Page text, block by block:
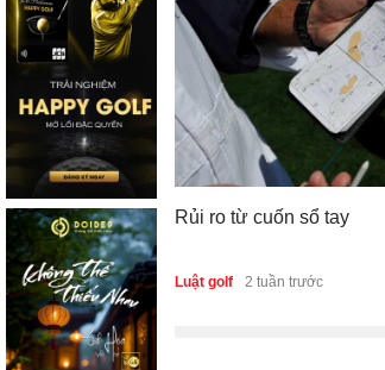
Rủi ro từ cuốn sổ tay
Luật golf 2 tuần trước